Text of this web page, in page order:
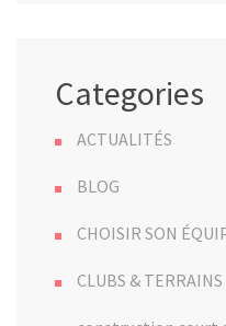
Categories
ACTUALITÉS
BLOG
CHOISIR SON
CLUBS & TERRAINS